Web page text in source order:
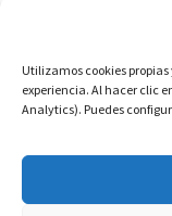
Utilizamos cookies
experiencia. Al hacer clic
Analytics). Puedes